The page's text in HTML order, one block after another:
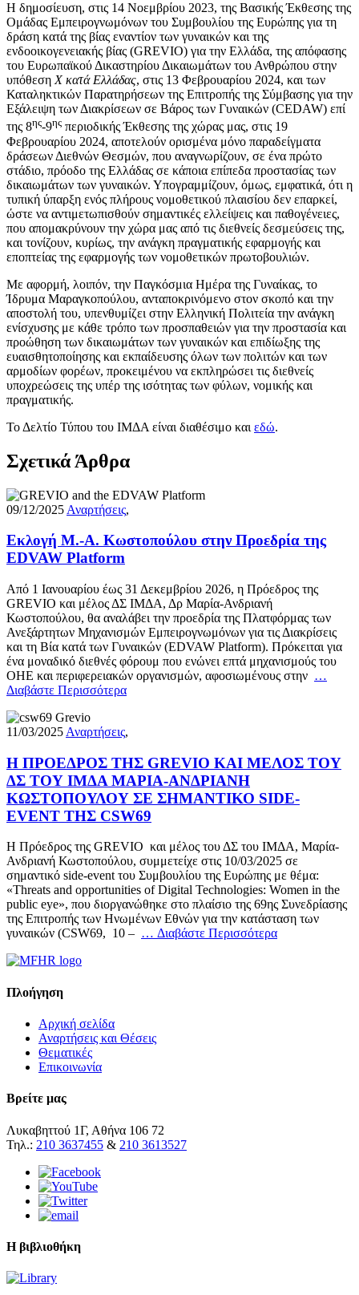
Η δημοσίευση, στις 14 Νοεμβρίου 2023, της Βασικής Έκθεσης της
Ομάδας Εμπειρογνωμόνων του Συμβουλίου της Ευρώπης για τη
δράση κατά της βίας εναντίον των γυναικών και της
ενδοοικογενειακής βίας (GREVIO) για την Ελλάδα, της απόφασης
του Ευρωπαϊκού Δικαστηρίου Δικαιωμάτων του Ανθρώπου στην
υπόθεσηΧ κατά Ελλάδας, στις 13 Φεβρουαρίου 2024, και των
Καταληκτικών Παρατηρήσεων της Επιτροπής της Σύμβασης για την
Εξάλειψη των Διακρίσεων σε Βάρος των Γυναικών (CEDAW) επί
της 8ης-9ης περιοδικής Έκθεσης της χώρας μας, στις 19
Φεβρουαρίου 2024, αποτελούν ορισμένα μόνο παραδείγματα
δράσεων Διεθνών Θεσμών, που αναγνωρίζουν, σε ένα πρώτο
στάδιο, πρόοδο της Ελλάδας σε κάποια επίπεδα προστασίας των
δικαιωμάτων των γυναικών. Υπογραμμίζουν, όμως, εμφατικά, ότι η
τυπική ύπαρξη ενός πλήρους νομοθετικού πλαισίου δεν επαρκεί,
ώστε να αντιμετωπισθούν σημαντικές ελλείψεις και παθογένειες,
που απομακρύνουν την χώρα μας από τις διεθνείς δεσμεύσεις της,
και τονίζουν, κυρίως, την ανάγκη πραγματικής εφαρμογής και
εποπτείας της εφαρμογής των νομοθετικών πρωτοβουλιών.
Με αφορμή, λοιπόν, την Παγκόσμια Ημέρα της Γυναίκας, το
Ίδρυμα Μαραγκοπούλου, ανταποκρινόμενο στον σκοπό και την
αποστολή του, υπενθυμίζει στην Ελληνική Πολιτεία την ανάγκη
ενίσχυσης με κάθε τρόπο των προσπαθειών για την προστασία και
προώθηση των δικαιωμάτων των γυναικών και επιδίωξης της
ευαισθητοποίησης και εκπαίδευσης όλων των πολιτών και των
αρμοδίων φορέων, προκειμένου να εκπληρώσει τις διεθνείς
υποχρεώσεις της υπέρ της ισότητας των φύλων, νομικής και
πραγματικής.
Το Δελτίο Τύπου του ΙΜΔΑ είναι διαθέσιμο και εδώ.
Σχετικά Άρθρα
09/12/2025 Αναρτήσεις,
Εκλογή Μ.-Α. Κωστοπούλου στην Προεδρία της
EDVAW Platform
Aπό 1 Ιανουαρίου έως 31 Δεκεμβρίου 2026, η Πρόεδρος της
GREVIO και μέλος ΔΣ ΙΜΔΑ, Δρ Μαρία-Ανδριανή
Κωστοπούλου, θα αναλάβει την προεδρία της Πλατφόρμας των
Ανεξάρτητων Μηχανισμών Εμπειρογνωμόνων για τις Διακρίσεις
και τη Βία κατά των Γυναικών (EDVAW Platform). Πρόκειται για
ένα μοναδικό διεθνές φόρουμ που ενώνει επτά μηχανισμούς του
ΟΗΕ και περιφερειακών οργανισμών, αφοσιωμένους στην …
Διαβάστε Περισσότερα
11/03/2025 Αναρτήσεις,
H ΠΡΟΕΔΡΟΣ ΤΗΣ GREVIO ΚΑΙ ΜΕΛΟΣ ΤΟΥ
ΔΣ ΤΟΥ ΙΜΔΑ ΜΑΡΙΑ-ΑΝΔΡΙΑΝΗ
ΚΩΣΤΟΠΟΥΛΟΥ ΣΕ ΣΗΜΑΝΤΙΚΟ SIDE-
EVENT ΤΗΣ CSW69
Η Πρόεδρος της GREVIO και μέλος του ΔΣ του ΙΜΔΑ, Μαρία-
Ανδριανή Κωστοπούλου, συμμετείχε στις 10/03/2025 σε
σημαντικό side-event του Συμβουλίου της Ευρώπης με θέμα:
«Threats and opportunities of Digital Technologies: Women in the
public eye», που διοργανώθηκε στο πλαίσιο της 69ης Συνεδρίασης
της Επιτροπής των Ηνωμένων Εθνών για την κατάσταση των
γυναικών (CSW69, 10 – … Διαβάστε Περισσότερα
Πλοήγηση
Αρχική σελίδα
Αναρτήσεις και Θέσεις
Θεματικές
Επικοινωνία
Βρείτε μας
Λυκαβηττού 1Γ, Αθήνα 106 72
Τηλ.: 210 3637455 & 210 3613527
Η βιβλιοθήκη